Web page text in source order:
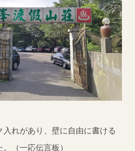
入れがあり、壁に自由に書ける
（一応伝言板）